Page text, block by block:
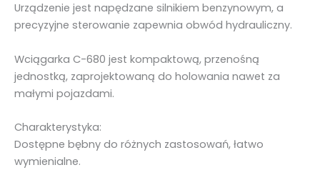
Urządzenie jest napędzane silnikiem benzynowym, a
precyzyjne sterowanie zapewnia obwód hydrauliczny.
Wciągarka C-680 jest kompaktową, przenośną
jednostką, zaprojektowaną do holowania nawet za
małymi pojazdami.
Charakterystyka:
Dostępne bębny do różnych zastosowań, łatwo
wymienialne.